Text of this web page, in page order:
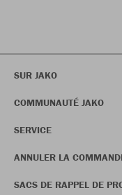
SUR JAKO
COMMUNAUTÉ JAKO
SERVICE
ANNULER LA
SACS DE RAPPEL DE